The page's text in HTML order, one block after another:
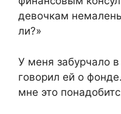
девочкам
ли?»
У меня забурчало
говорил ей о
мне это